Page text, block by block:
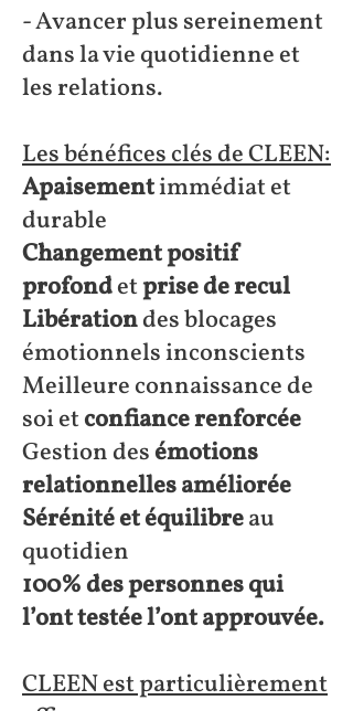
- Avancer plus sereinement
dans la vie quotidienne et
les relations.
Les bénéfices clés de CLEEN:
Apaisementimmédiat et
durable
Changement positif
profondetprise de recul
Libérationdes blocages
émotionnels inconscients
Meilleure connaissance de
soi etconfiance renforcée
Gestion desémotions
relationnelles améliorée
Sérénité et équilibreau
quotidien
100% des personnes qui
l’ont testée l’ont approuvée.
CLEEN est particulièrement